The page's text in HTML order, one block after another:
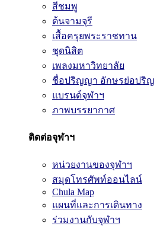
สีชมพู
ต้นจามจุรี
เสื้อครุยพระราชทาน
ชุดนิสิต
เพลงมหาวิทยาลัย
ชื่อปริญญา อักษรย่อปริ
แบรนด์จุฬาฯ
ภาพบรรยากาศ
ติดต่อจุฬาฯ
หน่วยงานของจุฬาฯ
สมุดโทรศัพท์ออนไลน์
Chula Map
แผนที่และการเดินทาง
ร่วมงานกับจุฬาฯ